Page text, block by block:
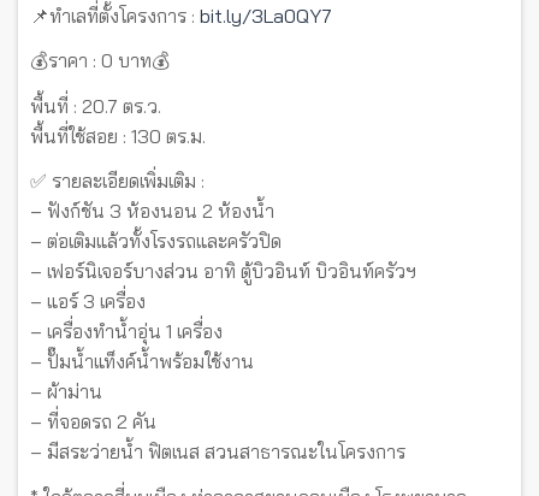
📌ทำเลที่ตั้งโครงการ : bit.ly/3La0QY7
💰ราคา : 0 บาท💰
พื้นที่ : 20.7 ตร.ว.
พื้นที่ใช้สอย : 130 ตร.ม.
✅ รายละเอียดเพิ่มเติม :
– ฟังก์ชัน 3 ห้องนอน 2 ห้องน้ำ
– ต่อเติมแล้วทั้งโรงรถและครัวปิด
– เฟอร์นิเจอร์บางส่วน อาทิ ตู้บิวอินท์ บิวอินท์ครัวฯ
– แอร์ 3 เครื่อง
– เครื่องทำน้ำอุ่น 1 เครื่อง
– ปั๊มน้ำแท็งค์น้ำพร้อมใช้งาน
– ผ้าม่าน
– ที่จอดรถ 2 คัน
– มีสระว่ายน้ำ ฟิตเนส สวนสาธารณะในโครงการ